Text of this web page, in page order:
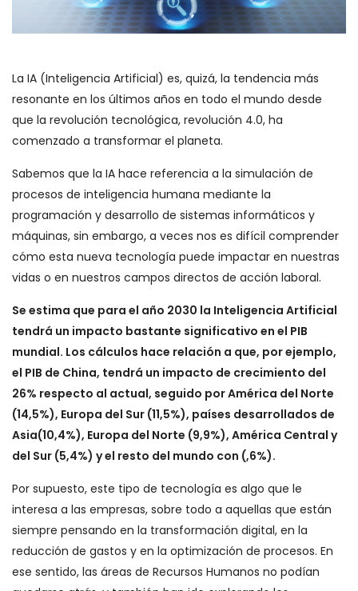
La IA (Inteligencia Artificial) es, quizá, la tendencia más
resonante en los últimos años en todo el mundo desde
que la revolución tecnológica, revolución 4.0, ha
comenzado a transformar el planeta.
Sabemos que la IA hace referencia a la simulación de
procesos de inteligencia humana mediante la
programación y desarrollo de sistemas informáticos y
máquinas, sin embargo, a veces nos es difícil comprender
cómo esta nueva tecnología puede impactar en nuestras
vidas o en nuestros campos directos de acción laboral.
Se estima que para el año 2030 la Inteligencia Artificial
tendrá un impacto bastante significativo en el PIB
mundial. Los cálculos hace relación a que, por ejemplo,
el PIB de China, tendrá un impacto de crecimiento del
26% respecto al actual, seguido por América del Norte
(14,5%), Europa del Sur (11,5%), países desarrollados de
Asia(10,4%), Europa del Norte (9,9%), América Central y
del Sur (5,4%) y el resto del mundo con (,6%).
Por supuesto, este tipo de tecnología es algo que le
interesa a las empresas, sobre todo a aquellas que están
siempre pensando en la transformación digital, en la
reducción de gastos y en la optimización de procesos. En
ese sentido, las áreas de Recursos Humanos no podían